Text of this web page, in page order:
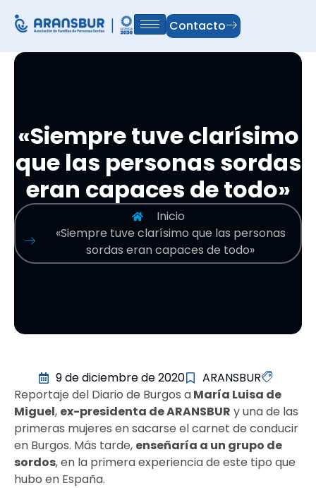
Contacto
«Siempre tuve clarísimo
que las personas sordas
eran capaces de todo»
Inicio
«Siempre tuve clarísimo que las personas
sordas eran capaces de todo»
9 de diciembre de 2020
ARANSBUR
Reportaje del Diario de Burgos aMaría Luisa de
Miguel, ex-presidenta de ARANSBUR y una de las
primeras mujeres en sacarse el carnet de conducir
en Burgos. Más tarde, enseñaría a un grupo de
sordos, en la primera experiencia de este tipo que
hubo en España.